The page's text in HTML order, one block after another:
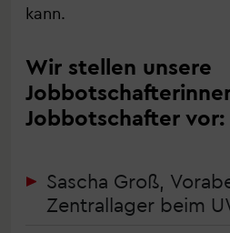
kann.
Wir stellen unsere
Jobbotschafter vor:
Sascha Groß,
Zentrallager beim